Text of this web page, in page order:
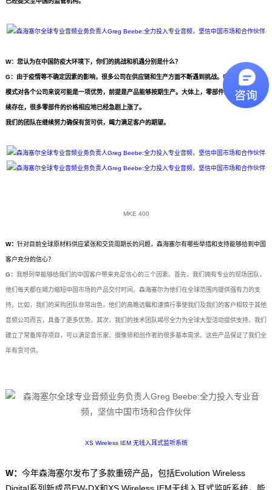
W： 您认为在中国防疫大环境下，你们的挑战和机遇分别是什么？
G：由于疫情等不确定因素的影响，很多公司在供应链和生产方面不断遇到挑战。中国的线上配送
模式对各个公司来说可能是一项优势，前提是产品能够按期生产。大体上，零部件短缺的情况会持
续存在，很多零部件的价格相应地已经急剧上涨了。
我们的团队在继续努力确保有货可供，竭力满足客户的期望。
MKE 400
W： 针对目前全球原材料供应紧张和交货周期长的问题，森海塞尔有哪些举措和支持能够给到中国
客户充分的信心？
G： 我想列举能够给我们的中国客户带来充足信心的三个因素。首先，我们拥有专业的现场团队，
他们每天都在竭力缩短中国市场的产品交付时间。森海塞尔为他们在全球范围内提供强有力的支
持。比如，我们的采购团队非常出色，他们的高瞻远瞩和谨慎行事使我们及我们的客户相较于其他
音频公司而言，具备了更多优势。其次，我们的技术团队竭尽全力为全球大型活动提供支持。我们
建立了常备库存项目，可以满足音乐家、摄像师和创作者的很多基本需求。这些产品保证了我们全
年有货可供。
XS Wireless IEM 无线入耳式监听系统
W： 今年森海塞尔发布了多款重磅产品，包括Evolution Wireless